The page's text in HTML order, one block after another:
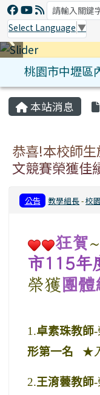
Select Language ▼
桃園市中壢區
:::
本站消息
恭喜!本校師
文競賽榮獲佳
公告 教學組長-校
狂賀
市115年
榮獲 團
1.卓素珠教師-
形第一名 ★
2.王淯蕓教師-